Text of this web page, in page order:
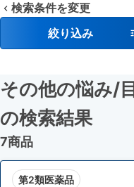
検索条件を変更
絞り込み
その他の悩み/
の検索結果
7商品
第2類医薬品